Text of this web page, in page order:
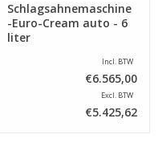
Schlagsahnemaschine
-Euro-Cream auto - 6
liter
Incl. BTW
€6.565,00
Excl. BTW
€5.425,62